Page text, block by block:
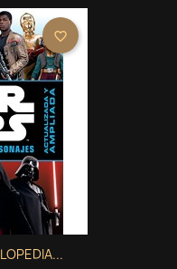
favorite_border